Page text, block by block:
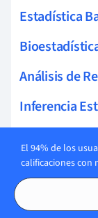
Estadística
Análisis de
Inferencia
Análisis
El 94% de los
calificaciones